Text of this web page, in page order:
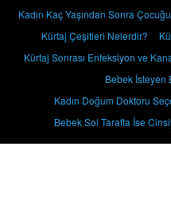
Kadın Kaç Yaşından Sonra
Kürtaj Çeşitleri Nelerdir?
Kürtaj Sonrası Enfeksiyon ve
Bebek İsteyen
Kadın Doğum Doktoru
Bebek Sol Tarafta İse